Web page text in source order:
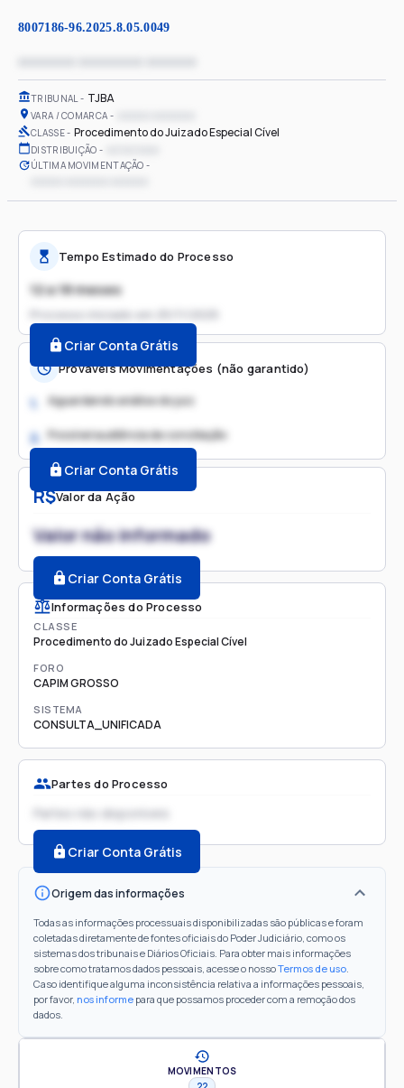
8007186-96.2025.8.05.0049
TRIBUNAL TJBA
VARA / COMARCA
CLASSE Procedimento do Juizado Especial Cível
DISTRIBUIÇÃO
ÚLTIMA MOVIMENTAÇÃO
R$Valor da Ação
Valor não informado
Criar Conta Grátis
Informações do Processo
CLASSE
Procedimento do Juizado Especial Cível
FORO
CAPIM GROSSO
SISTEMA
CONSULTA_UNIFICADA
Partes do Processo
Partes não disponíveis
Criar Conta Grátis
Origem das informações
Todas as informações processuais disponibilizadas são públicas e foram
coletadas diretamente de fontes oficiais do Poder Judiciário, como os
sistemas dos tribunais e Diários Oficiais. Para obter mais informações
sobre como tratamos dados pessoais, acesse o nossoTermos de uso.
Caso identifique alguma inconsistência relativa a informações pessoais,
por favor, nos informe para que possamos proceder com a remoção dos
dados.
Tempo Estimado do Processo
12 a 18 meses
Processo iniciado em
Criar Conta Grátis
Prováveis Movimentações (não garantido)
1. Aguardando análise do juiz
2. Possível audiência de conciliação
Criar Conta Grátis
MOVIMENTOS